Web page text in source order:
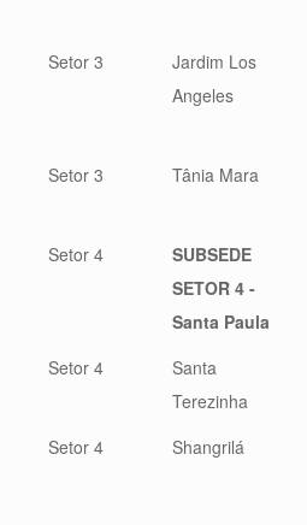
Setor 3
Jardim Los
Angeles
Setor 3 Tânia Mara
Setor 4
SUBSEDE
SETOR 4 -
Santa Paula
Setor 4
Santa
Terezinha
Setor 4
Shangrilá